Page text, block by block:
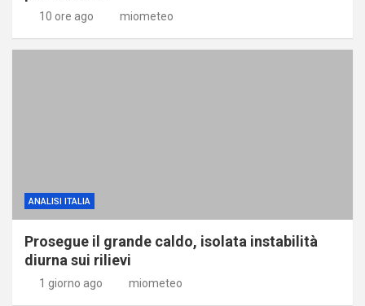
10 ore ago miometeo
ANALISI ITALIA
Prosegue il grande caldo, isolata instabilità
diurna sui rilievi
1 giorno ago miometeo